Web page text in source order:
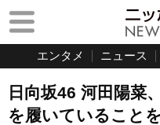
エンタメ ニュース
日向坂46 河田陽菜
を履いていること